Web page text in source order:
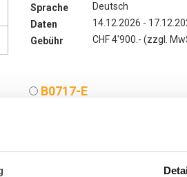
Sprache
Deutsch
Daten
14.12.2026 -
Gebühr
CHF 4'900.- (zzgl.
B0717-E
Gebühr